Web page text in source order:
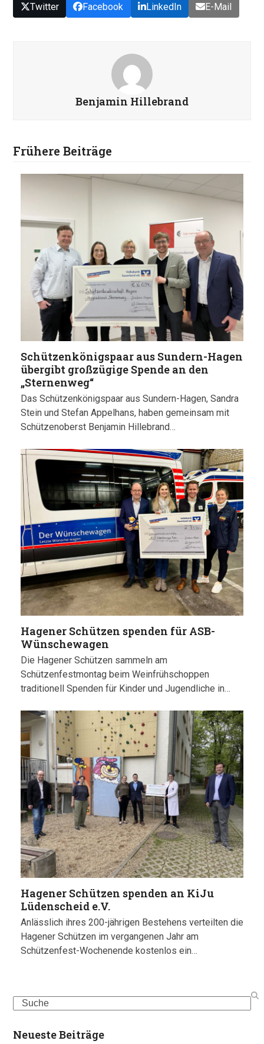
Twitter Facebook LinkedIn E-Mail
Benjamin Hillebrand
Frühere Beiträge
Schützenkönigspaar aus Sundern-Hagen
übergibt großzügige Spende an den
„Sternenweg“
Das Schützenkönigspaar aus Sundern-Hagen, Sandra
Stein und Stefan Appelhans, haben gemeinsam mit
Schützenoberst Benjamin Hillebrand…
Hagener Schützen spenden für ASB-
Wünschewagen
Die Hagener Schützen sammeln am
Schützenfestmontag beim Weinfrühschoppen
traditionell Spenden für Kinder und Jugendliche in…
Hagener Schützen spenden an KiJu
Lüdenscheid e.V.
Anlässlich ihres 200-jährigen Bestehens verteilten die
Hagener Schützen im vergangenen Jahr am
Schützenfest-Wochenende kostenlos ein…
Search
Neueste Beiträge